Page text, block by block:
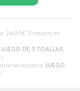
26,00€ . Producto en
JUEGO DE 3 TOALLAS
a JUEGO